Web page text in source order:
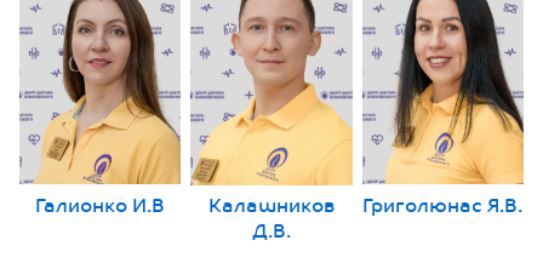
Галионко И.В Калашников
Д.В.
Григолюнас Я.В.